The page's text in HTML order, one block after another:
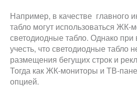
Например, в качестве главного
табло могут использоваться
светодиодные табло. Однако при
учесть, что светодиодные табло
размещения бегущих строк и
Тогда как ЖК-мониторы и ТВ-
опцией.